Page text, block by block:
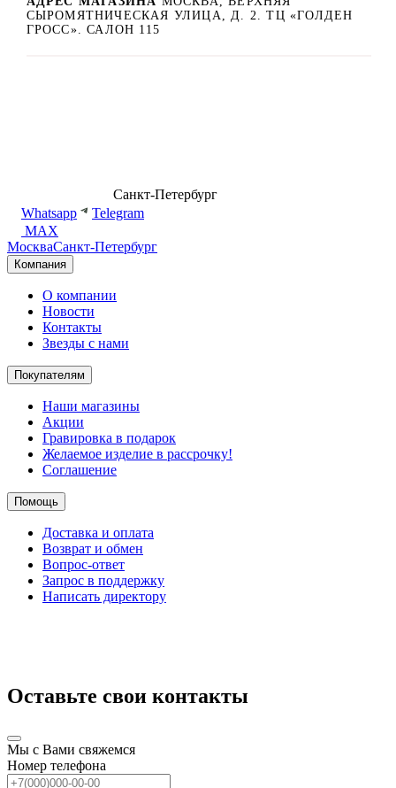
СЫРОМЯТНИЧЕСКАЯ УЛИЦА, Д. 2. ТЦ «ГОЛДЕН
ГРОСС». САЛОН 115
Санкт-Петербург
Whatsapp
Telegram
MAX
МоскваСанкт-Петербург
Компания
О компании
Новости
Контакты
Звезды с нами
Покупателям
Наши магазины
Акции
Гравировка в подарок
Желаемое изделие в рассрочку!
Соглашение
Помощь
Доставка и оплата
Возврат и обмен
Вопрос-ответ
Запрос в поддержку
Написать директору
Оставьте свои контакты
Мы с Вами свяжемся
Номер телефона